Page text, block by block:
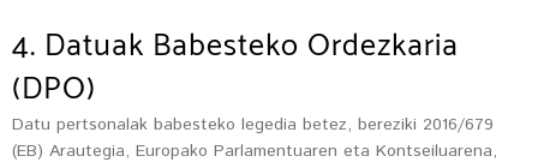
4. Datuak Babesteko Ordezkaria
(DPO)
Datu pertsonalak babesteko legedia betez, bereziki 2016/679
(EB) Arautegia, Europako Parlamentuaren eta Kontseiluarena,